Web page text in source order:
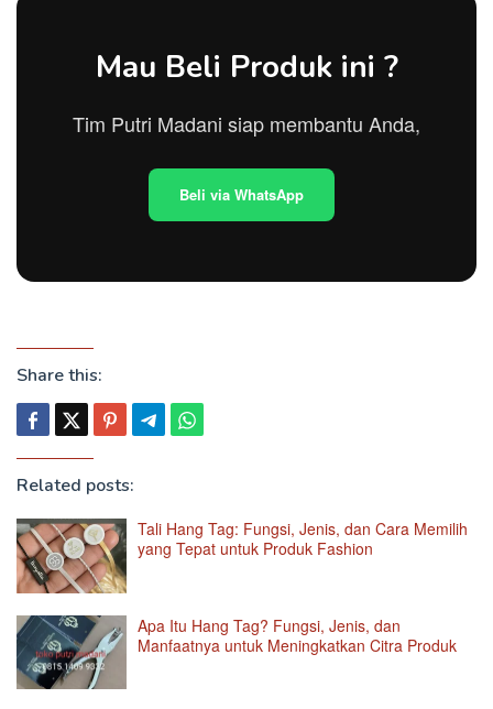
Mau Beli Produk ini ?
Tim Putri Madani siap membantu Anda,
Beli via WhatsApp
Share this:
Related posts:
Tali Hang Tag: Fungsi, Jenis, dan Cara Memilih
yang Tepat untuk Produk Fashion
Apa Itu Hang Tag? Fungsi, Jenis, dan
Manfaatnya untuk Meningkatkan Citra Produk